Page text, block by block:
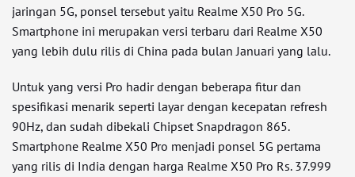
jaringan 5G, ponsel tersebut yaitu Realme X50 Pro 5G.
Smartphone ini merupakan versi terbaru dari Realme X50
yang lebih dulu rilis di China pada bulan Januari yang lalu.
Untuk yang versi Pro hadir dengan beberapa fitur dan
spesifikasi menarik seperti layar dengan kecepatan refresh
90Hz, dan sudah dibekali Chipset Snapdragon 865.
Smartphone Realme X50 Pro menjadi ponsel 5G pertama
yang rilis di India dengan harga Realme X50 Pro Rs. 37.999